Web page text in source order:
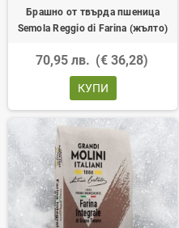
Брашно от твърда пшеница
Semola Reggio di Farina (жълто)
70,95 лв. (€ 36,28)
КУПИ